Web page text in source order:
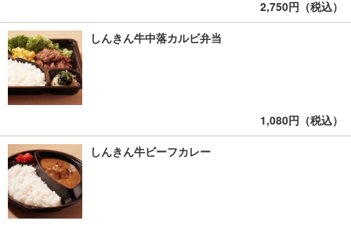
2,750円（税込）
しんきん牛中落カルビ弁当
1,080円（税込）
しんきん牛ビーフカレー